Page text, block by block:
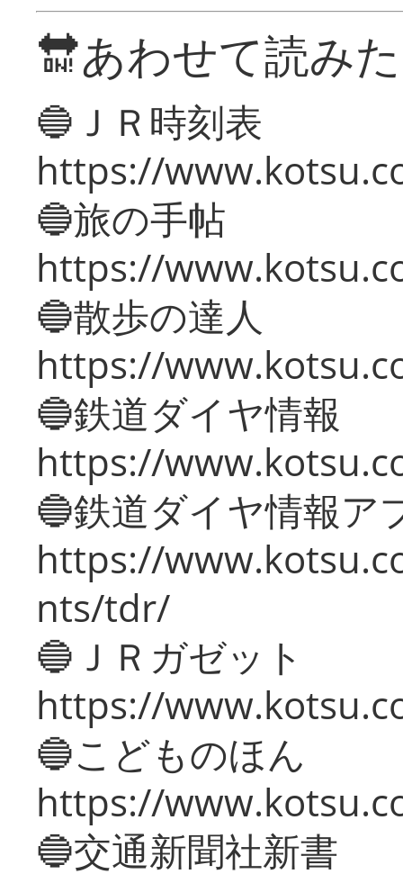
🔛あわせて読み
🔵ＪＲ時刻表
https://
🔵旅の手帖
https://
🔵散歩の達人
https://
🔵鉄道ダイヤ情報
https://
🔵鉄道ダイヤ情報ア
https://
nts/tdr/
🔵ＪＲガゼット
https://
🔵こどものほん
https://
🔵交通新聞社新書